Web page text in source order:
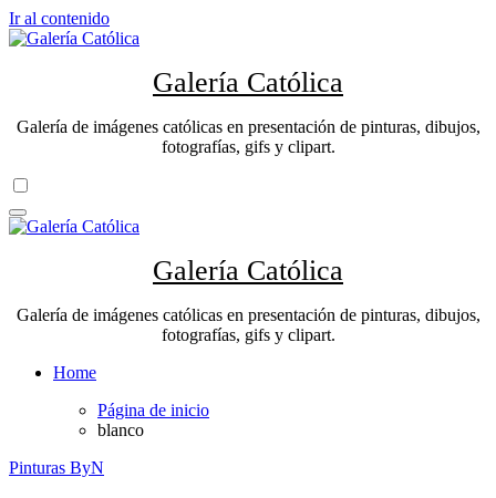
Ir al contenido
Galería Católica
Galería de imágenes católicas en presentación de pinturas, dibujos,
fotografías, gifs y clipart.
Galería Católica
Galería de imágenes católicas en presentación de pinturas, dibujos,
fotografías, gifs y clipart.
Home
Página de inicio
blanco
Pinturas ByN